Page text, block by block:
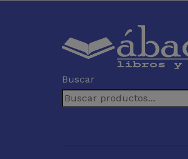
Buscar